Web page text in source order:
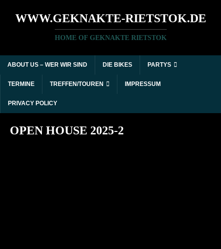
WWW.GEKNAKTE-RIETSTOK.DE
HOME OF GEKNAKTE RIETSTOK
ABOUT US – WER WIR SIND DIE BIKES PARTYS
TERMINE TREFFEN/TOUREN IMPRESSUM
PRIVACY POLICY
OPEN HOUSE 2025-2